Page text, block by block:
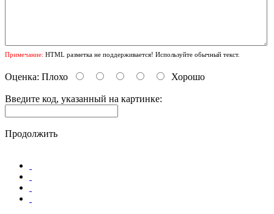
Примечание: HTML разметка не поддерживается! Используйте обычный текст.
Оценка: Плохо Хорошо
Введите код, указанный на картинке:
Продолжить